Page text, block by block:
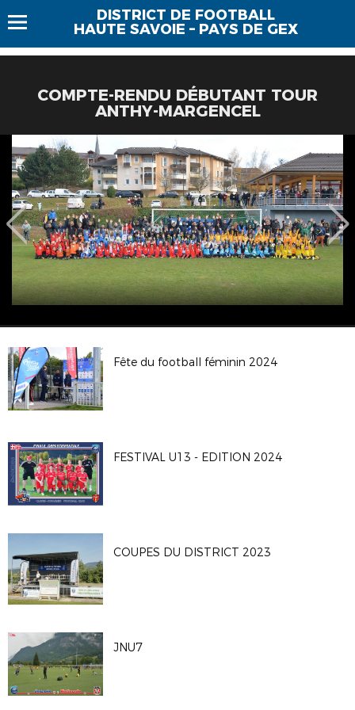
DISTRICT DE FOOTBALL
HAUTE SAVOIE – PAYS DE GEX
COMPTE-RENDU DÉBUTANT TOUR
ANTHY-MARGENCEL
Fête du football féminin 2024
FESTIVAL U13 - EDITION 2024
COUPES DU DISTRICT 2023
JNU7